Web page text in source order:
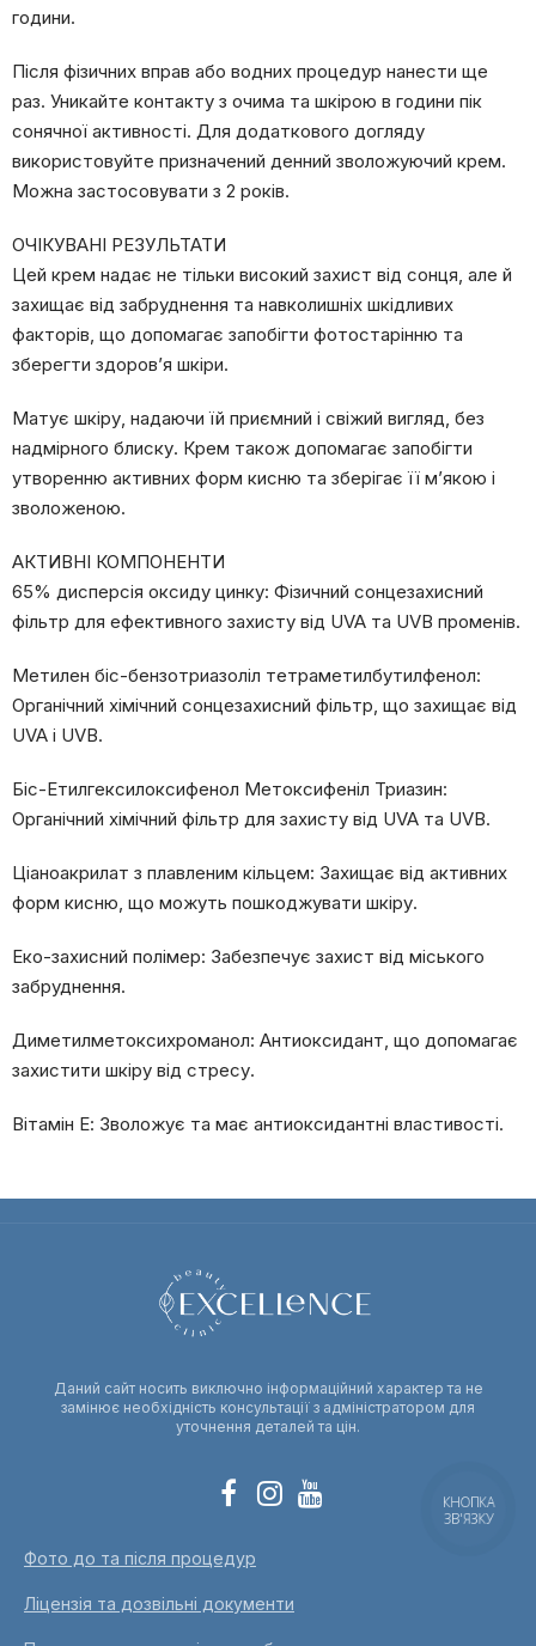
години.
Після фізичних вправ або водних процедур нанести ще
раз. Уникайте контакту з очима та шкірою в години пік
сонячної активності. Для додаткового догляду
використовуйте призначений денний зволожуючий крем.
Можна застосовувати з 2 років.
ОЧІКУВАНІ РЕЗУЛЬТАТИ
Цей крем надає не тільки високий захист від сонця, але й
захищає від забруднення та навколишніх шкідливих
факторів, що допомагає запобігти фотостарінню та
зберегти здоров’я шкіри.
Матує шкіру, надаючи їй приємний і свіжий вигляд, без
надмірного блиску. Крем також допомагає запобігти
утворенню активних форм кисню та зберігає її м’якою і
зволоженою.
АКТИВНІ КОМПОНЕНТИ
65% дисперсія оксиду цинку: Фізичний сонцезахисний
фільтр для ефективного захисту від UVA та UVB променів.
Метилен біс-бензотриазоліл тетраметилбутилфенол:
Органічний хімічний сонцезахисний фільтр, що захищає від
UVA і UVB.
Біс-Етилгексилоксифенол Метоксифеніл Триазин:
Органічний хімічний фільтр для захисту від UVA та UVB.
Ціаноакрилат з плавленим кільцем: Захищає від активних
форм кисню, що можуть пошкоджувати шкіру.
Еко-захисний полімер: Забезпечує захист від міського
забруднення.
Диметилметоксихроманол: Антиоксидант, що допомагає
захистити шкіру від стресу.
Вітамін Е: Зволожує та має антиоксидантні властивості.
Даний сайт носить виключно інформаційний характер та не
замінює необхідність консультації з адміністратором для
уточнення деталей та цін.
Фото до та після процедур
Ліцензія та дозвільні документи
КНОПКА
ЗВ'ЯЗКУ